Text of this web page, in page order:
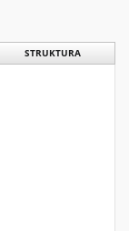
STRUKTURA